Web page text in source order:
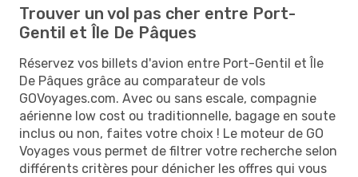
Trouver un vol pas cher entre Port-
Gentil et Île De Pâques
Réservez vos billets d'avion entre Port-Gentil et Île
De Pâques grâce au comparateur de vols
GOVoyages.com. Avec ou sans escale, compagnie
aérienne low cost ou traditionnelle, bagage en soute
inclus ou non, faites votre choix ! Le moteur de GO
Voyages vous permet de filtrer votre recherche selon
différents critères pour dénicher les offres qui vous